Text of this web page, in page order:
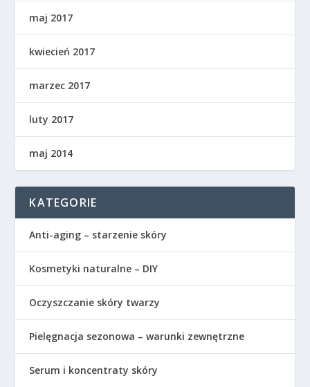
maj 2017
kwiecień 2017
marzec 2017
luty 2017
maj 2014
KATEGORIE
Anti-aging – starzenie skóry
Kosmetyki naturalne – DIY
Oczyszczanie skóry twarzy
Pielęgnacja sezonowa – warunki zewnętrzne
Serum i koncentraty skóry